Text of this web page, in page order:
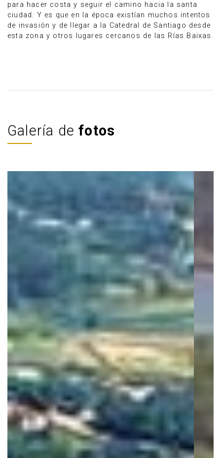
para hacer costa y seguir el camino hacia la santa
ciudad. Y es que en la época existían muchos intentos
de invasión y de llegar a la Catedral de Santiago desde
esta zona y otros lugares cercanos de las Rías Baixas.
Galería defotos